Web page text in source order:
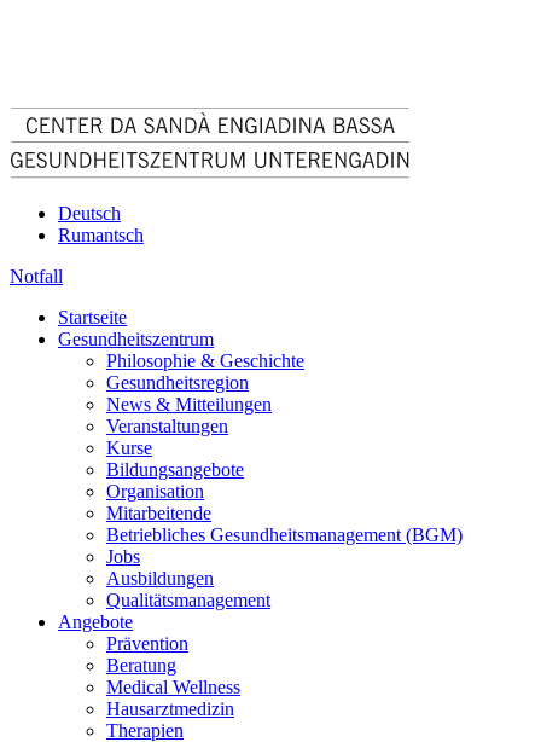
Deutsch
Rumantsch
Notfall
Startseite
Gesundheitszentrum
Philosophie & Geschichte
Gesundheitsregion
News & Mitteilungen
Veranstaltungen
Kurse
Bildungsangebote
Organisation
Mitarbeitende
Betriebliches Gesundheitsmanagement (BGM)
Jobs
Ausbildungen
Qualitätsmanagement
Angebote
Prävention
Beratung
Medical Wellness
Hausarztmedizin
Therapien